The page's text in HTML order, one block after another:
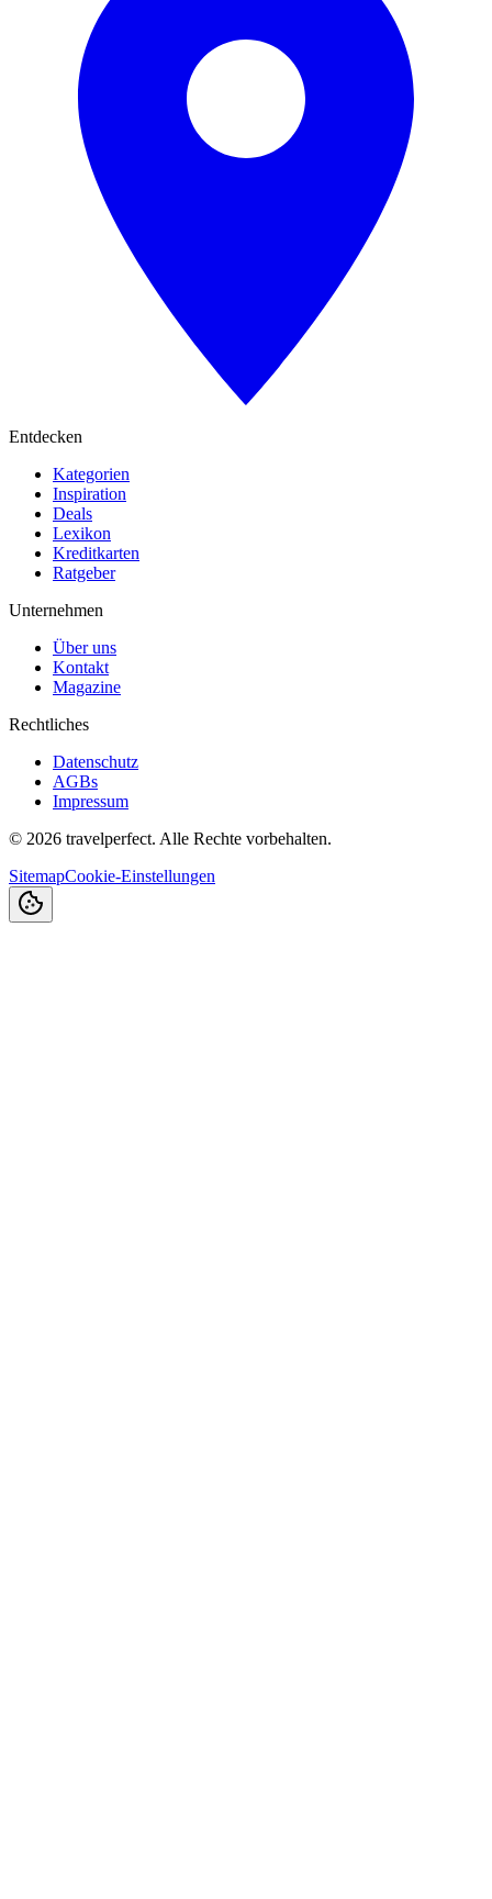
Entdecken
Kategorien
Inspiration
Deals
Lexikon
Kreditkarten
Ratgeber
Unternehmen
Über uns
Kontakt
Magazine
Rechtliches
Datenschutz
AGBs
Impressum
© 2026 travelperfect. Alle Rechte vorbehalten.
SitemapCookie-Einstellungen